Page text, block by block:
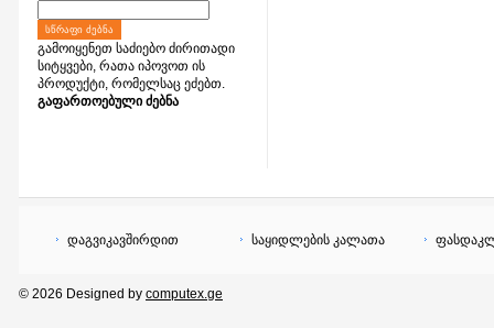
ᲡᲬᲠᲐᲤᲘ ᲫᲔᲑᲜᲐ
გამოიყენეთ საძიებო ძირითადი
სიტყვები, რათა იპოვოთ ის
პროდუქტი, რომელსაც ეძებთ.
გაფართოებული ძებნა
დაგვიკავშირდით საყიდლების კალათა
© 2026 Designed by computex.ge